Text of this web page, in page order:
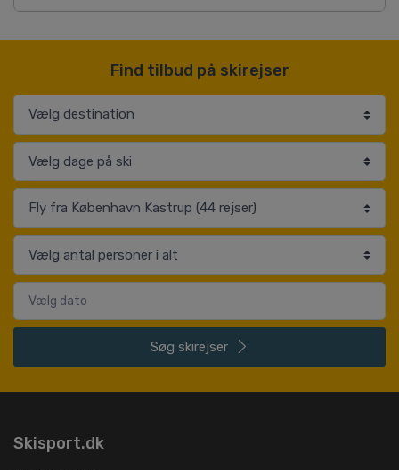
Find tilbud på skirejser
Søg skirejser
Skisport.dk